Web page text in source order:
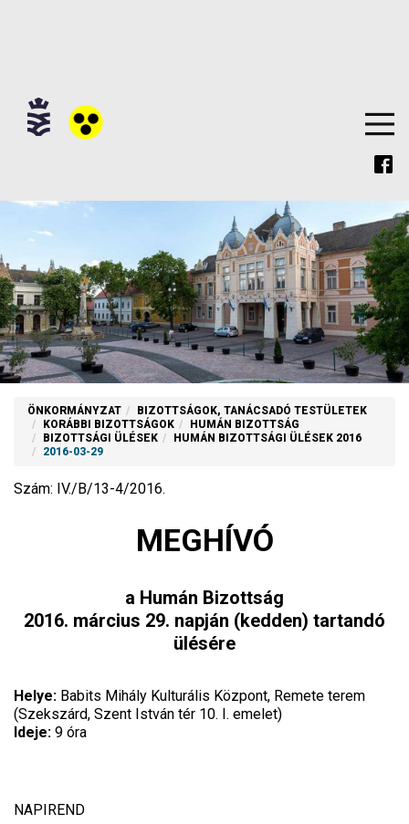
ÖNKORMÁNYZAT
BIZOTTSÁGOK, TANÁCSADÓ TESTÜLETEK
KORÁBBI BIZOTTSÁGOK
HUMÁN BIZOTTSÁG
BIZOTTSÁGI ÜLÉSEK
HUMÁN BIZOTTSÁGI ÜLÉSEK 2016
2016-03-29
Szám: IV./B/13-4/2016.
MEGHÍVÓ
a Humán Bizottság
2016. március 29. napján (kedden) tartandó
ülésére
Helye: Babits Mihály Kulturális Központ, Remete terem
(Szekszárd, Szent István tér 10. I. emelet)
Ideje: 9 óra
NAPIREND